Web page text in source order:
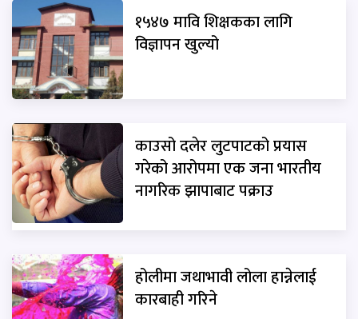
१५४७ मावि शिक्षकका लागि
विज्ञापन खुल्यो
काउसो दलेर लुटपाटको प्रयास
गरेको आरोपमा एक जना भारतीय
नागरिक झापाबाट पक्राउ
होलीमा जथाभावी लोला हान्नेलाई
कारबाही गरिने